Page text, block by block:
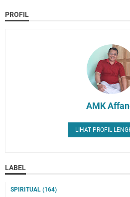
PROFIL
AMK
LIHAT PROFIL
LABEL
SPIRITUAL (164)